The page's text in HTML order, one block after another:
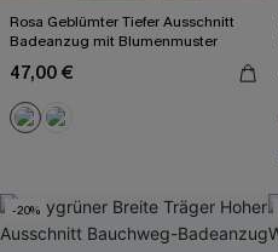
Rosa Geblümter Tiefer Ausschnitt
Badeanzug mit Blumenmuster
47,00 €
-20%